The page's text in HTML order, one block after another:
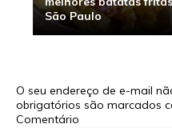
São Paulo
O seu endereço de e-mail
obrigatórios são marcados
Comentário